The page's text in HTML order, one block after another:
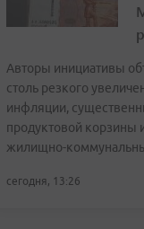
Авторы инициативы
столь резкого
инфляции,
продуктовой корзины
жилищно-
сегодня, 13:26